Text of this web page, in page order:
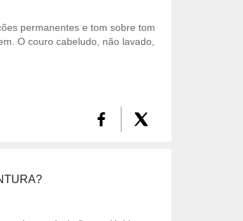
permanentes e tom sobre tom
O couro cabeludo, não lavado,